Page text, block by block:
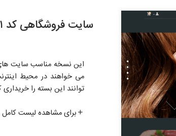
سایت فروشگاهی کد ۵۱۰۱
این نسخه مناسب سایت
می خواهند در محیط
توانند این بسته را خریداری
برای مشاهده لیست کامل